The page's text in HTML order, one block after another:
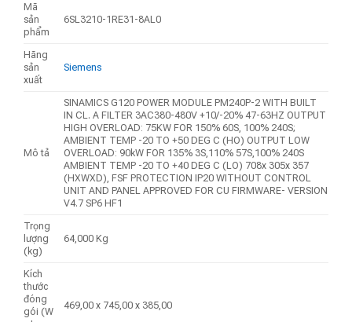
Mã
sản
phẩm
6SL3210-1RE31-8AL0
Hãng
sản
xuất
Siemens
Mô tả
SINAMICS G120 POWER MODULE PM240P-2 WITH BUILT
IN CL. A FILTER 3AC380-480V +10/-20% 47-63HZ OUTPUT
HIGH OVERLOAD: 75KW FOR 150% 60S, 100% 240S;
AMBIENT TEMP -20 TO +50 DEG C (HO) OUTPUT LOW
OVERLOAD: 90kW FOR 135% 3S,110% 57S,100% 240S
AMBIENT TEMP -20 TO +40 DEG C (LO) 708x 305x 357
(HXWXD), FSF PROTECTION IP20 WITHOUT CONTROL
UNIT AND PANEL APPROVED FOR CU FIRMWARE- VERSION
V4.7 SP6 HF1
Trọng
lượng
(kg)
64,000 Kg
Kích
thước
đóng
gói (W
469,00 x 745,00 x 385,00